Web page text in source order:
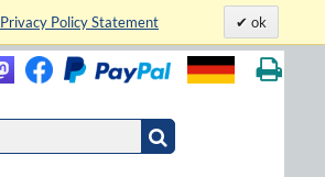
Privacy Policy Statement ok